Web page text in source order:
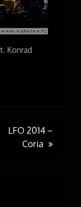
Konrad
LFO 2014 –
Coria